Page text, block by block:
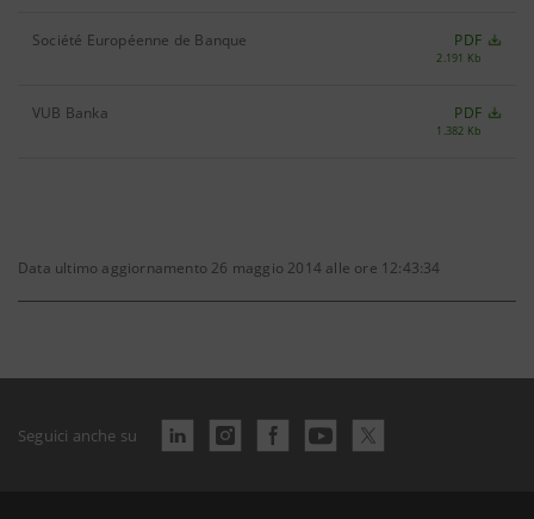
Société Européenne de Banque PDF
2.191 Kb
VUB Banka PDF
1.382 Kb
Data ultimo aggiornamento 26 maggio 2014 alle ore 12:43:34
Seguici anche su